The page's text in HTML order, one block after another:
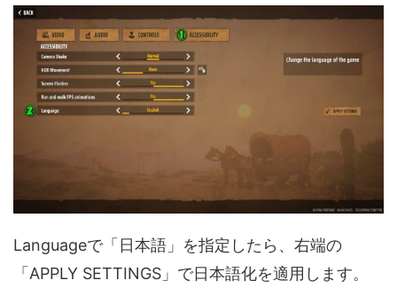
Languageで「日本語」を指定したら、右端の
「APPLY SETTINGS」で日本語化を適用します。